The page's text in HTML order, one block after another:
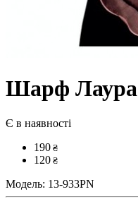
Шарф Лаура
Є в наявності
190 ₴
120 ₴
Модель: 13-933PN